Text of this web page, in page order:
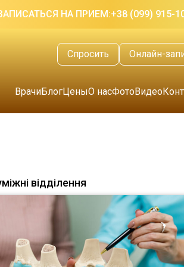
НА ПРИЕМ:+38 (099) 915-
Спросить Онлайн-
ВрачиБлогЦеныО насФотоВидео
відділення